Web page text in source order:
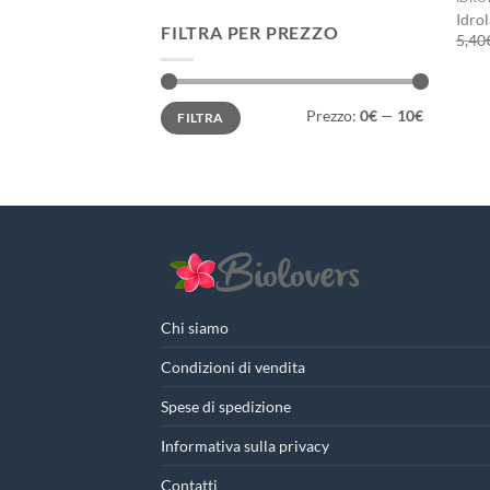
FILTRA PER PREZZO
Prezzo
Min
Prezzo
MaxFILTRA Prezzo: 0€ — 10€
5,40
Chi siamo
Condizioni di vendita
Spese di spedizione
Informativa sulla privacy
Contatti